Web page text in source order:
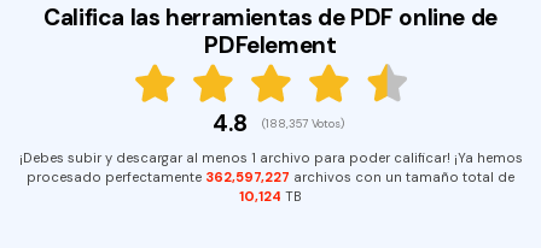
Califica las herramientas de PDF online de
PDFelement
4.8 (188,357 Votos)
¡Debes subir y descargar al menos 1 archivo para poder calificar! ¡Ya hemos
procesado perfectamente 362,597,227 archivos con un tamaño total de
10,124 TB